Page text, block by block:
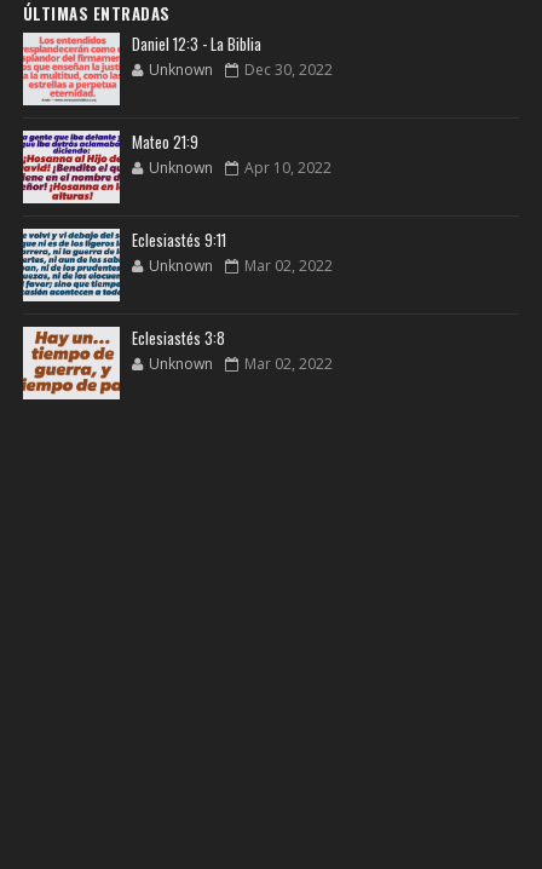
ÚLTIMAS ENTRADAS
Daniel 12:3 - La Biblia
Unknown Dec 30, 2022
Mateo 21:9
Unknown Apr 10, 2022
Eclesiastés 9:11
Unknown Mar 02, 2022
Eclesiastés 3:8
Unknown Mar 02, 2022